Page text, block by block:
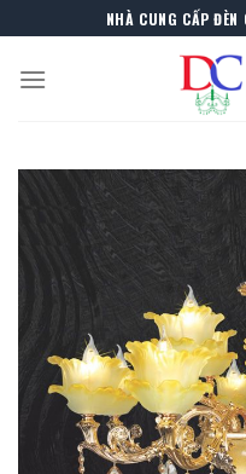
to
content
NHÀ CUNG CẤP